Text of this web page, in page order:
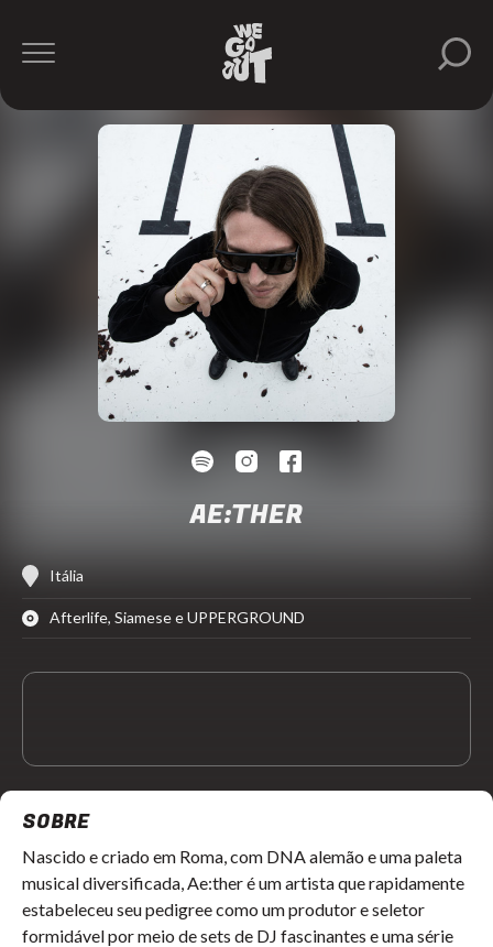
AE:THER
Itália
Afterlife, Siamese e UPPERGROUND
SOBRE
Nascido e criado em Roma, com DNA alemão e uma paleta
musical diversificada, Ae:ther é um artista que rapidamente
estabeleceu seu pedigree como um produtor e seletor
formidável por meio de sets de DJ fascinantes e uma série